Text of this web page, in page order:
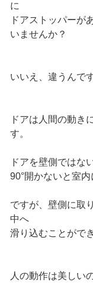
に
ドアストッパーが
いませんか？
いいえ、違うんです
ドアは人間の動き
す。
ドアを壁側ではな
90°開かないと室内
ですが、壁側に取
中へ
滑り込むことがで
人の動作は美しい